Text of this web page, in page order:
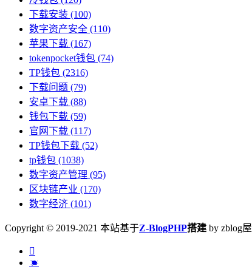
下载安装 (100)
数字资产安全 (110)
苹果下载 (167)
tokenpocket钱包 (74)
TP钱包 (2316)
下载问题 (79)
安卓下载 (88)
钱包下载 (59)
官网下载 (117)
TP钱包下载 (52)
tp钱包 (1038)
数字资产管理 (95)
区块链产业 (170)
数字经济 (101)
Copyright © 2019-2021 本站基于Z-BlogPHP搭建 by zblog屋

